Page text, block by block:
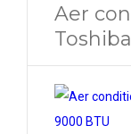
Aer